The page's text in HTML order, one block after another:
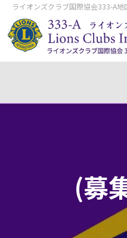
ライオンズクラブ国際協会333-A地
(募